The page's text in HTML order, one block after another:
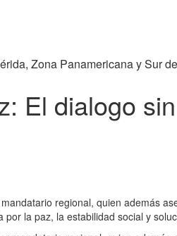
Zona Panamericana y Sur
El dialogo
regional, quien además
la paz, la estabilidad social y